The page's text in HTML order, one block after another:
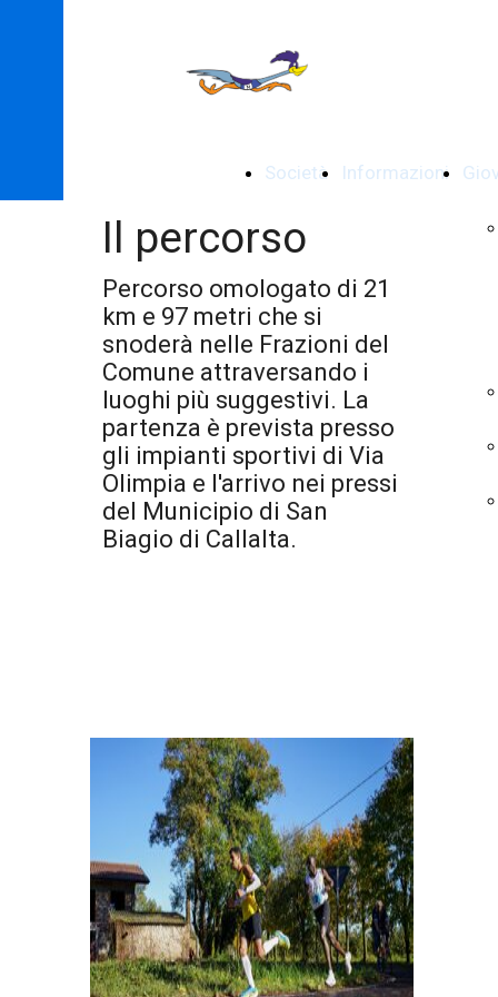
Società Informazioni
Il percorso
Percorso omologato di 21
km e 97 metri che si
snoderà nelle Frazioni del
Comune attraversando i
luoghi più suggestivi. La
partenza è prevista presso
gli impianti sportivi di Via
Olimpia e l'arrivo nei pressi
del Municipio di San
Biagio di Callalta.